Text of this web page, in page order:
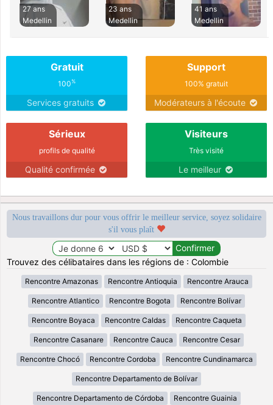
27 ans
Medellin
23 ans
Medellin
41 ans
Medellin
Gratuit
100%
Services gratuits
Support
100% gratuit
Modérateurs à l'écoute
Sérieux
profils de qualité
Qualité confirmée
Visiteurs
Très visité
Le meilleur
Nous travaillons dur pour vous offrir le meilleur service, soyez solidaire
s'il vous plaît
Trouvez des célibataires dans les régions de : Colombie
Rencontre Amazonas Rencontre Antioquia Rencontre Arauca
Rencontre Atlantico Rencontre Bogota Rencontre Bolívar
Rencontre Boyaca Rencontre Caldas Rencontre Caqueta
Rencontre Casanare Rencontre Cauca Rencontre Cesar
Rencontre Chocó Rencontre Cordoba Rencontre Cundinamarca
Rencontre Departamento de Bolívar
Rencontre Departamento de Córdoba Rencontre Guainia